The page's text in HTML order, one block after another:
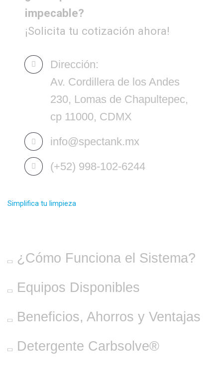
impecable?
¡Solicita tu cotización ahora!
Dirección:
Av. Cordillera de los Andes
230, Lomas de Chapultepec,
cp 11000, CDMX
info@spectank.mx
(+52) 998-102-6244
Simplifica tu limpieza
¿Cómo Funciona el Sistema?
Equipos Disponibles
Beneficios, Ahorros y Ventajas
Detergente Carbsolve®